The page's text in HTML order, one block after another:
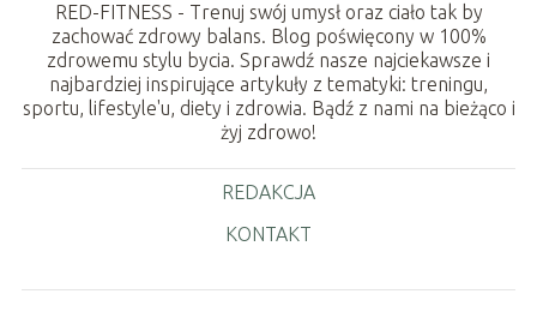
RED-FITNESS - Trenuj swój umysł oraz ciało tak by
zachować zdrowy balans. Blog poświęcony w 100%
zdrowemu stylu bycia. Sprawdź nasze najciekawsze i
najbardziej inspirujące artykuły z tematyki: treningu,
sportu, lifestyle'u, diety i zdrowia. Bądź z nami na bieżąco i
żyj zdrowo!
REDAKCJA
KONTAKT